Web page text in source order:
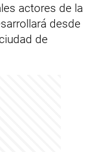
actores de la
desde
de